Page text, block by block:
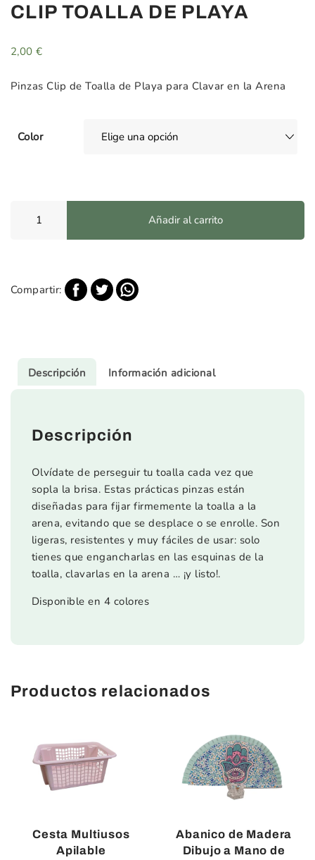
CLIP TOALLA DE PLAYA
2,00€
Pinzas Clip de Toalla de Playa para Clavar en la Arena
Color
Toalla
Añadir al carrito
Compartir:
Descripción Información adicional
Descripción
Olvídate de perseguir tu toalla cada vez que
sopla la brisa. Estas prácticas pinzas están
diseñadas para fijar firmemente la toalla a la
arena, evitando que se desplace o se enrolle. Son
ligeras, resistentes y muy fáciles de usar: solo
tienes que engancharlas en las esquinas de la
toalla, clavarlas en la arena … ¡y listo!.
Disponible en 4 colores
Productos relacionados
Cesta Multiusos
Apilable
Abanico de Madera
Dibujo a Mano de